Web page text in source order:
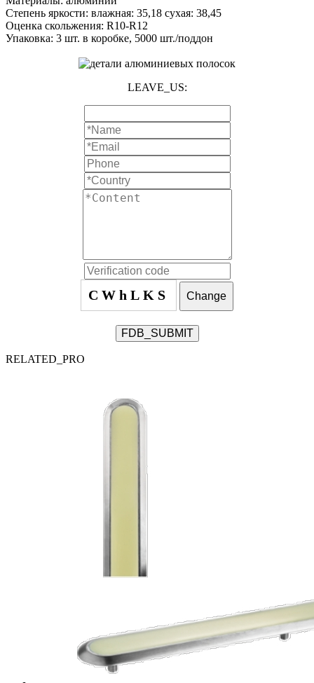
Степень яркости: влажная: 35,18 сухая: 38,45
Оценка скольжения: R10-R12
Упаковка: 3 шт. в коробке, 5000 шт./поддон
LEAVE_US:
CWhLKS Change
FDB_SUBMIT
RELATED_PRO